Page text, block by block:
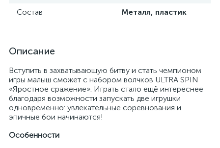
Состав
Металл, пластик
Описание
Вступить в захватывающую битву и стать чемпионом
игры малыш сможет с набором волчков ULTRA SPIN
«Яростное сражение». Играть стало ещё интереснее
благодаря возможности запускать две игрушки
одновременно: увлекательные соревнования и
эпичные бои начинаются!
Особенности